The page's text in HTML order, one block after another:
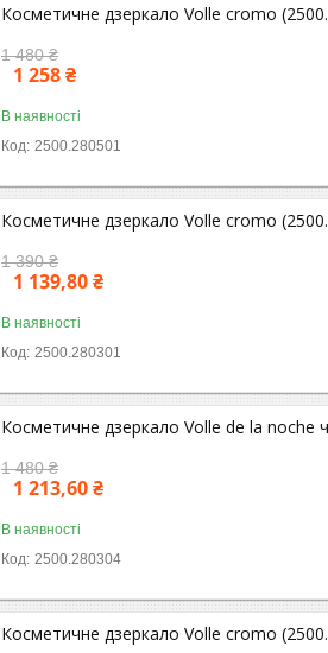
Косметичне дзеркало Volle cromo
1 480 ₴
1 258 ₴
В наявності
2500.280501
Косметичне дзеркало Volle cromo
1 390 ₴
1 139,80 ₴
В наявності
2500.280301
Косметичне дзеркало Volle de la noche
1 480 ₴
1 213,60 ₴
В наявності
2500.280304
Косметичне дзеркало Volle cromo